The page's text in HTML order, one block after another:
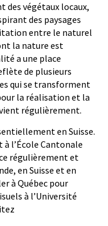
des végétaux locaux,
des paysages
entre le naturel
la nature est
a une place
de plusieurs
qui se transforment
la réalisation et la
régulièrement.
en Suisse.
l’École Cantonale
régulièrement et
en Suisse et en
à Québec pour
à l’Université